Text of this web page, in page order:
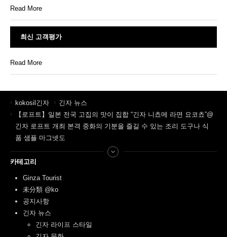
Read More
최신 고객평가
Read More
kokosil긴자
긴자 뉴스
【로프트】일본 전국 고집의 맛이 집합 “긴자 니쵸메 라면 요코쵸”@
긴자 로프트 개최 본격 중화의 기분을 즐길 수 있는 조리 도구나 식
품 샘플 마그넷도
카테고리
Ginza Tourist
未分類 @ko
공지사항
긴자 뉴스
긴자 라이프 스타일